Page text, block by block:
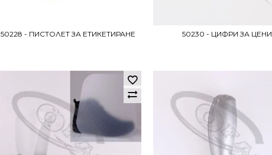
50228 - ПИСТОЛЕТ ЗА ЕТИКЕТИРАНЕ 50230 - ЦИФРИ ЗА ЦЕНИ